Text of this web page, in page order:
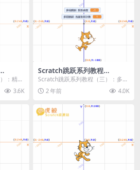
：精准
源站
3.6K
Scratch跳跃系列教程
（三）：多段跳跃
Scratch跳跃系列教程（三）：多段
跳跃 作者：小虎鲸Scratch资源站
连...2 年前 4.0K